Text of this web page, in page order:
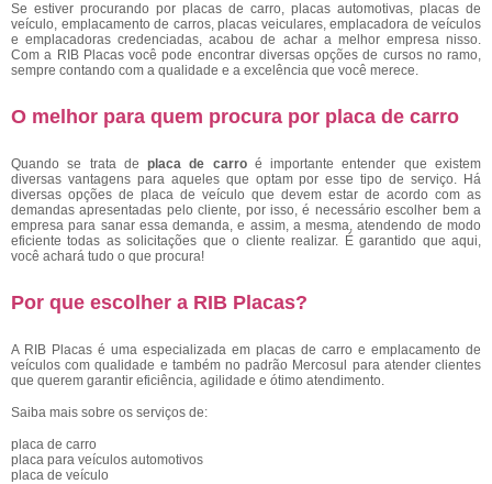
Se estiver procurando por placas de carro, placas automotivas, placas de
veículo, emplacamento de carros, placas veiculares, emplacadora de veículos
e emplacadoras credenciadas, acabou de achar a melhor empresa nisso.
Com a RIB Placas você pode encontrar diversas opções de cursos no ramo,
sempre contando com a qualidade e a excelência que você merece.
O melhor para quem procura por placa de carro
Quando se trata deplaca de carroé importante entender que existem
diversas vantagens para aqueles que optam por esse tipo de serviço. Há
diversas opções de placa de veículo que devem estar de acordo com as
demandas apresentadas pelo cliente, por isso, é necessário escolher bem a
empresa para sanar essa demanda, e assim, a mesma, atendendo de modo
eficiente todas as solicitações que o cliente realizar. É garantido que aqui,
você achará tudo o que procura!
Por que escolher a RIB Placas?
A RIB Placas é uma especializada em placas de carro e emplacamento de
veículos com qualidade e também no padrão Mercosul para atender clientes
que querem garantir eficiência, agilidade e ótimo atendimento.
Saiba mais sobre os serviços de:
placa de carro
placa para veículos automotivos
placa de veículo